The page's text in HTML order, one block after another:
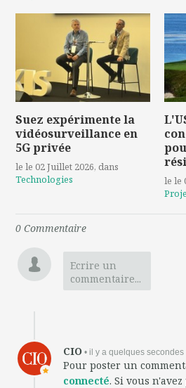
Suez expérimente la
vidéosurveillance en
5G privée
le le 02 Juillet 2026, dans
Technologies
le le
0 Commentaire
Ecrire un
commentaire...
CIO • il y a quelques secondes
Pour poster un
connecté. Si vous